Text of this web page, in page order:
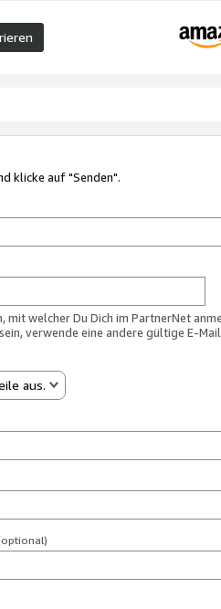
klicke auf "Senden".
mit welcher Du Dich im PartnerNet
verwende eine andere gültige E-
aus.